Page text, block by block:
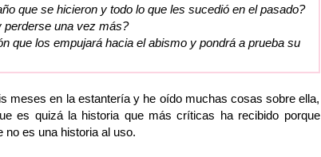
que se hicieron y todo lo que les sucedió en el pasado?
una vez más?
que los empujará hacia el abismo y pondrá a prueba su
meses en la estantería y he oído muchas cosas sobre ella,
es quizá la historia que más críticas ha recibido porque
no es una historia al uso.